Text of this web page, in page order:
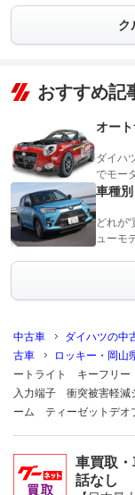
ク
おすすめ記
オー
ダイハ
でモー
車種
どれが
ューモ
中古車 ダイハツの中
古車
ロッキー・岡山
ートライト キーフリ
入力端子 衝突被害軽
ーム ティーゼットデオ
車買取
話なし